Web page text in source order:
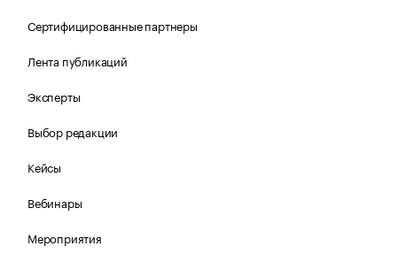
Сертифицированные партнеры
Лента публикаций
Эксперты
Выбор редакции
Кейсы
Вебинары
Мероприятия